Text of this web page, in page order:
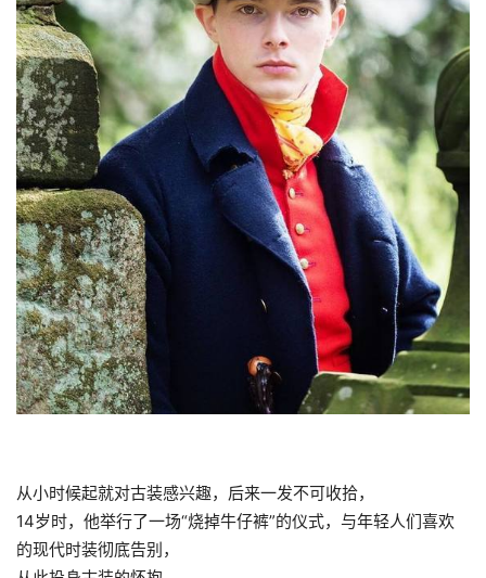
从小时候起就对古装感兴趣，后来一发不可收拾，
14岁时，他举行了一场“烧掉牛仔裤”的仪式，与年轻人们喜欢
的现代时装彻底告别，